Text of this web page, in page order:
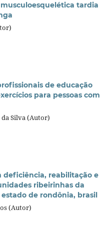
tardia
de educação
para pessoas com
da Silva (Autor)
deficiência, reabilitação e
ribeirinhas da
de rondônia, brasil
(Autor)